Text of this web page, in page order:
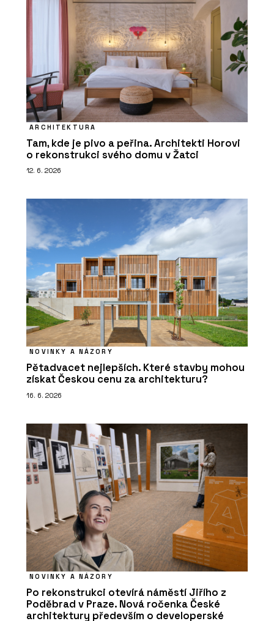
ARCHITEKTURA
Tam, kde je pivo a peřina. Architekti Horovi
o rekonstrukci svého domu v Žatci
12. 6. 2026
NOVINKY A NÁZORY
Pětadvacet nejlepších. Které stavby mohou
získat Českou cenu za architekturu?
16. 6. 2026
NOVINKY A NÁZORY
Po rekonstrukci otevírá náměstí Jiřího z
Poděbrad v Praze. Nová ročenka České
architektury především o developerské